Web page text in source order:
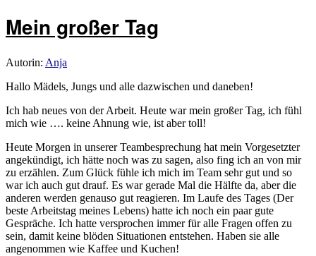
Mein großer Tag
Autorin: Anja
Hallo Mädels, Jungs und alle dazwischen und daneben!
Ich hab neues von der Arbeit. Heute war mein großer Tag, ich fühl
mich wie …. keine Ahnung wie, ist aber toll!
Heute Morgen in unserer Teambesprechung hat mein Vorgesetzter
angekündigt, ich hätte noch was zu sagen, also fing ich an von mir
zu erzählen. Zum Glück fühle ich mich im Team sehr gut und so
war ich auch gut drauf. Es war gerade Mal die Hälfte da, aber die
anderen werden genauso gut reagieren. Im Laufe des Tages (Der
beste Arbeitstag meines Lebens) hatte ich noch ein paar gute
Gespräche. Ich hatte versprochen immer für alle Fragen offen zu
sein, damit keine blöden Situationen entstehen. Haben sie alle
angenommen wie Kaffee und Kuchen!